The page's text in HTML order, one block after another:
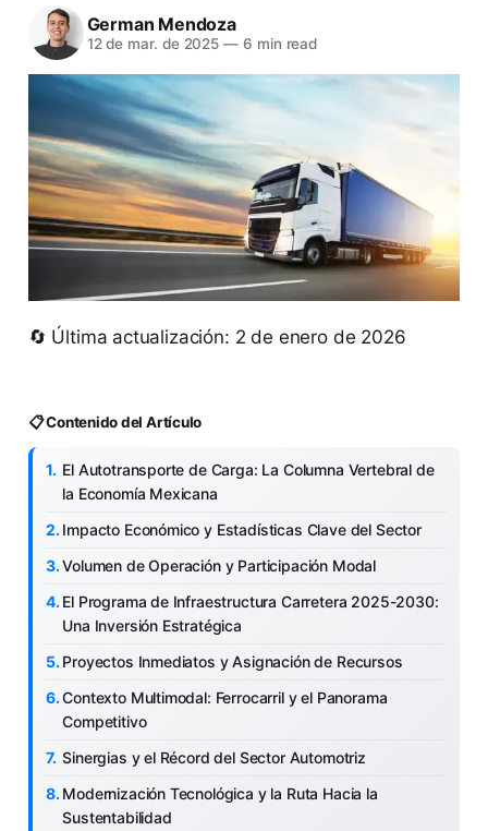
German Mendoza
12 de mar. de 2025 — 6 min read
🔄 Última actualización: 2 de enero de 2026
📋 Contenido del Artículo
El Autotransporte de Carga: La Columna Vertebral de
la Economía Mexicana
Impacto Económico y Estadísticas Clave del Sector
Volumen de Operación y Participación Modal
El Programa de Infraestructura Carretera 2025-2030:
Una Inversión Estratégica
Proyectos Inmediatos y Asignación de Recursos
Contexto Multimodal: Ferrocarril y el Panorama
Competitivo
Sinergias y el Récord del Sector Automotriz
Modernización Tecnológica y la Ruta Hacia la
Sustentabilidad